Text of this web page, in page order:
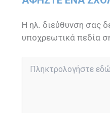
Η ηλ. διεύθυνση σας
υποχρεωτικά πεδία
εδώ..